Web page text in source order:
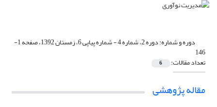
دوره و شماره: دوره 2، شماره 4 - شماره پیاپی 6، زمستان 1392، صفحه 1-
146
تعداد مقالات: 6
مقاله پژوهشی